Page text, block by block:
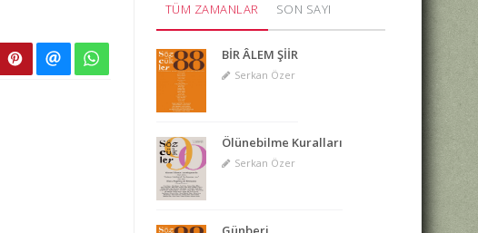
TÜM ZAMANLAR SON SAYI
BİR ÂLEM ŞİİR
Serkan Özer
Ölünebilme Kuralları
Serkan Özer